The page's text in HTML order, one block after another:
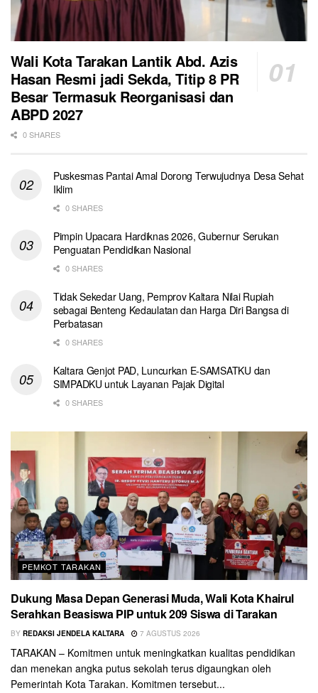
Wali Kota Tarakan Lantik Abd. Azis
Hasan Resmi jadi Sekda, Titip 8 PR
Besar Termasuk Reorganisasi dan
ABPD 2027
0 SHARES
Puskesmas Pantai Amal Dorong Terwujudnya Desa Sehat
Iklim
0 SHARES
Pimpin Upacara Hardiknas 2026, Gubernur Serukan
Penguatan Pendidikan Nasional
0 SHARES
Tidak Sekedar Uang, Pemprov Kaltara Nilai Rupiah
sebagai Benteng Kedaulatan dan Harga Diri Bangsa di
Perbatasan
0 SHARES
Kaltara Genjot PAD, Luncurkan E-SAMSATKU dan
SIMPADKU untuk Layanan Pajak Digital
0 SHARES
PEMKOT TARAKAN
Dukung Masa Depan Generasi Muda, Wali Kota Khairul
Serahkan Beasiswa PIP untuk 209 Siswa di Tarakan
BY REDAKSI JENDELA KALTARA 7 AGUSTUS 2026
TARAKAN – Komitmen untuk meningkatkan kualitas pendidikan
dan menekan angka putus sekolah terus digaungkan oleh
Pemerintah Kota Tarakan. Komitmen tersebut...